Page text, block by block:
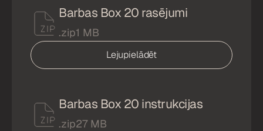
Barbas Box 20 rasējumi
.zip1 MB
Lejupielādēt
Barbas Box 20 instrukcijas
.zip27 MB